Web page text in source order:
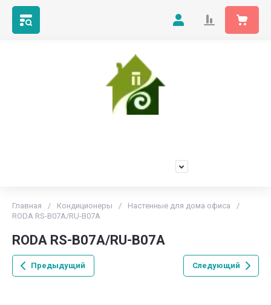
Главная / Кондиционеры / Настенные для дома офиса
/
RODA RS-B07A/RU-B07A
RODA RS-B07A/RU-B07A
Предыдущий Следующий